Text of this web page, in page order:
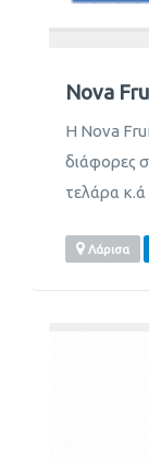
Nova
Η Nova
διάφορες
τελάρα κ.ά
Λάρισα